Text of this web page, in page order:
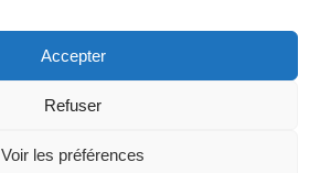
Accepter
Refuser
Voir les préférences